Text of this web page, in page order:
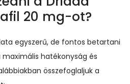
20 mg-ot?
egyszerű, de fontos betartani
hatékonyság és
összefoglaljuk a